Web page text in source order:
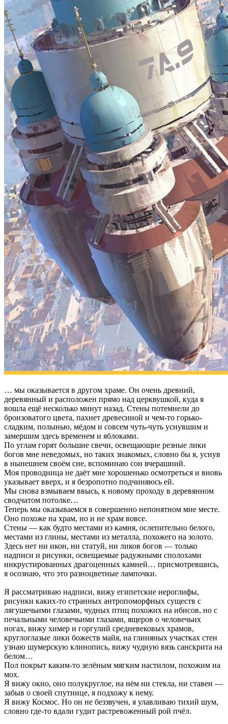
… мы оказывается в другом храме. Он очень древний,
деревянный и расположен прямо над церквушкой, куда я
вошла ещё несколько минут назад. Стены потемнели до
бронзоватого цвета, пахнет древесиной и чем-то горько-
сладким, полынью, мёдом и совсем чуть-чуть уснувшим и
замершим здесь временем и яблоками.
По углам горят большие свечи, освещающие резные лики
богов мне неведомых, но таких знакомых, словно бы я, уснув
в нынешнем своём сне, вспоминаю сон вчерашний.
Моя проводница не даёт мне хорошенько осмотреться и вновь
указывает вверх, и я безропотно подчиняюсь ей.
Мы снова взмываем ввысь, к новому проходу в деревянном
сводчатом потолке…
Теперь мы оказываемся в совершенно непонятном мне месте.
Оно похоже на храм, но и не храм вовсе.
Стены — как будто местами из камня, ослепительно белого,
местами из глины, местами из металла, похожего на золото.
Здесь нет ни икон, ни статуй, ни ликов богов — только
надписи и рисунки, освещаемые радужными сполохами
инкрустированных драгоценных камней… присмотревшись,
я осознаю, что это разноцветные лампочки.
Я рассматриваю надписи, вижу египетские иероглифы,
рисунки каких-то странных антропоморфных существ с
лягушечьими глазами, чудных птиц похожих на ибисов, но с
печальными человечьими глазами, ящеров о человечьих
ногах, вижу химер и горгулий средневековых храмов,
круглоглазые лики божеств майя, на глиняных участках стен
узнаю шумерскую клинопись, вижу чудную вязь санскрита на
белом…
Пол покрыт каким-то зелёным мягким настилом, похожим на
мох.
Я вижу окно, оно полукруглое, на нём ни стекла, ни ставен —
забыв о своей спутнице, я подхожу к нему.
Я вижу Космос. Но он не беззвучен, я улавливаю тихий шум,
словно где-то вдали гудит растревоженный рой пчёл.